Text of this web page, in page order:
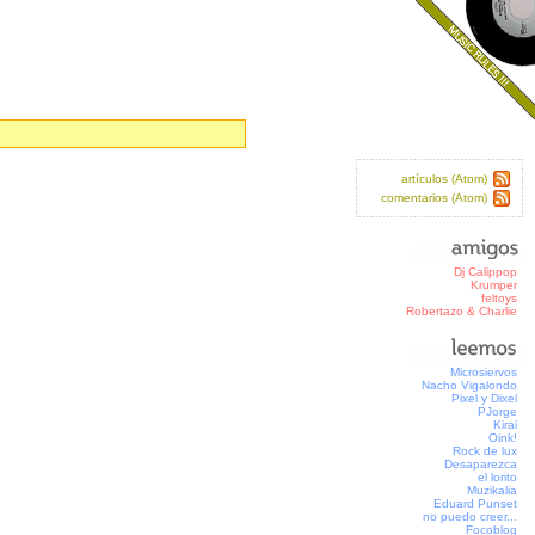
artículos (Atom)
comentarios (Atom)
Dj Calippop
Krumper
feltoys
Robertazo & Charlie
Microsiervos
Nacho Vigalondo
Pixel y Dixel
PJorge
Kirai
Oink!
Rock de lux
Desaparezca
el lorito
Muzikalia
Eduard Punset
no puedo creer...
Focoblog